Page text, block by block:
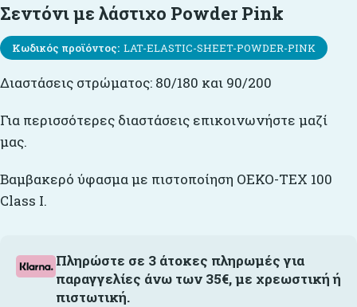
Σεντόνι με λάστιχο Powder Pink
Κωδικός προϊόντος: LAT-ELASTIC-SHEET-POWDER-PINK
Διαστάσεις στρώματος: 80/180 και 90/200
Για περισσότερες διαστάσεις επικοινωνήστε μαζί
μας.
Βαμβακερό ύφασμα με πιστοποίηση OEKO-TEX 100
Class I.
Πληρώστε σε 3 άτοκες πληρωμές για
παραγγελίες άνω των 35€, με χρεωστική ή
πιστωτική.